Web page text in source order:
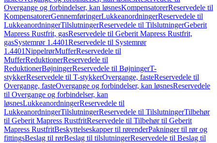
Overgange og forbindelser, kan løsnesKompensatorerReservedele til
KompensatorerGennemføringerLukkeanordningerReservedele til
LukkeanordningerTilslutningerReservedele til TilslutningerGeberit
Mapress Rustfrit, gasReservedele til Geberit Mapress Rustfrit,
gasSystemrør 1.4401Reservedele til Systemrør
1.4401NippelrørMufferReservedele til
MufferReduktionerReservedele til
ReduktionerBøjningerReservedele til BøjningerT-
stykkerReservedele til T-stykkerOvergange, fasteReservedele til
Overgange, fasteOvergange og forbindelser, kan løsnesReservedele
til Overgange og forbindelser, kan
løsnesLukkeanordningerReservedele til
LukkeanordningerTilslutningerReservedele til TilslutningerTilbehør
til Geberit Mapress RustfritReservedele til Tilbehør til Geberit
Mapress RustfritBeskyttelseskapper til rørenderPakninger til rør og
fittingsBeslag til rørBeslag til tilslutningerReservedele til Beslag til